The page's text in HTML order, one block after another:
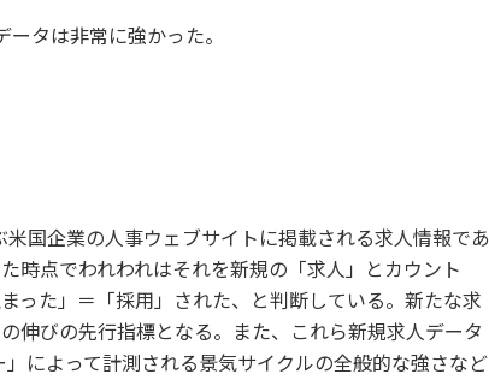
タは非常に強かった。
国企業の人事ウェブサイトに掲載される求人情報であ
時点でわれわれはそれを新規の「求人」とカウント
った」＝「採用」された、と判断している。新たな求
伸びの先行指標となる。また、これら新規求人データ
によって計測される景気サイクルの全般的な強さなど